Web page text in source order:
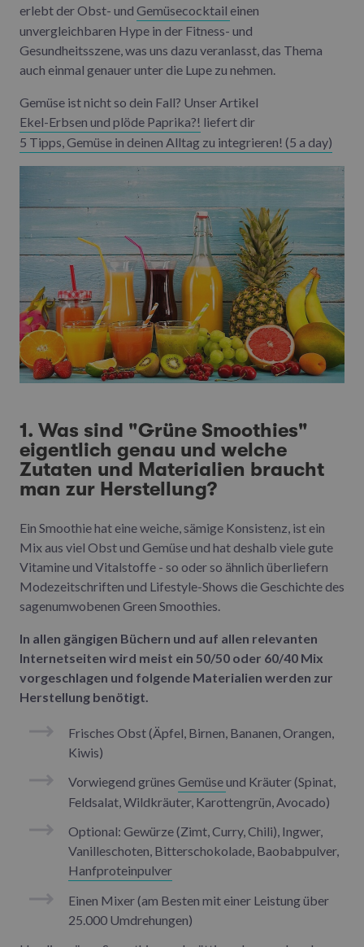
erlebt der Obst- und Gemüsecocktail einen
unvergleichbaren Hype in der Fitness- und
Gesundheitsszene, was uns dazu veranlasst, das Thema
auch einmal genauer unter die Lupe zu nehmen.
Gemüse ist nicht so dein Fall? Unser Artikel
Ekel-Erbsen und plöde Paprika?! liefert dir
5 Tipps, Gemüse in deinen Alltag zu integrieren! (5 a day)
1. Was sind "Grüne Smoothies"
eigentlich genau und welche
Zutaten und Materialien braucht
man zur Herstellung?
Ein Smoothie hat eine weiche, sämige Konsistenz, ist ein
Mix aus viel Obst und Gemüse und hat deshalb viele gute
Vitamine und Vitalstoffe - so oder so ähnlich überliefern
Modezeitschriften und Lifestyle-Shows die Geschichte des
sagenumwobenen Green Smoothies.
In allen gängigen Büchern und auf allen relevanten
Internetseiten wird meist ein 50/50 oder 60/40 Mix
vorgeschlagen und folgende Materialien werden zur
Herstellung benötigt.
Frisches Obst (Äpfel, Birnen, Bananen, Orangen,
Kiwis)
Vorwiegend grünes Gemüseund Kräuter (Spinat,
Feldsalat, Wildkräuter, Karottengrün, Avocado)
Optional: Gewürze (Zimt, Curry, Chili), Ingwer,
Vanilleschoten, Bitterschokolade, Baobabpulver,
Hanfproteinpulver
Einen Mixer (am Besten mit einer Leistung über
25.000 Umdrehungen)